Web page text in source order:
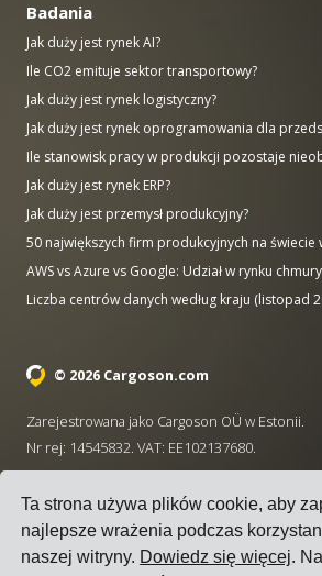
Ta strona używa plików cookie, aby
najlepsze wrażenia podczas
naszej witryny. Dowiedz się więcej.
Badania
Jak duży jest rynek AI?
Ile CO2 emituje sektor transportowy?
Jak duży jest rynek logistyczny?
Jak duży jest rynek oprogramowania dla
Ile stanowisk pracy w produkcji pozostaje
Jak duży jest rynek ERP?
Jak duży jest przemysł produkcyjny?
50 największych firm produkcyjnych na świecie
AWS vs Azure vs Google: Udział w rynku
Liczba centrów danych według kraju (listopad
© 2026 Cargoson.com
Zarejestrowana jako Cargoson OÜ w Estonii.
Nr rej: 14545832. VAT: EE102137680.
+372 5555 0028 · hello@cargoson.com
Warunki korzystania z usługi|Polityka